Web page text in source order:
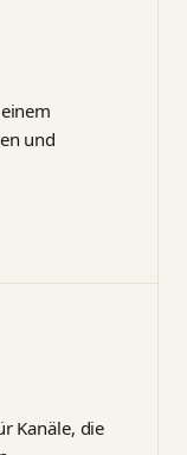
und
Kanäle, die